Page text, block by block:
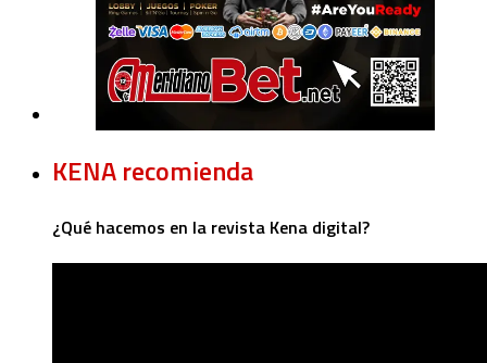
KENA recomienda
¿Qué hacemos en la revista Kena digital?